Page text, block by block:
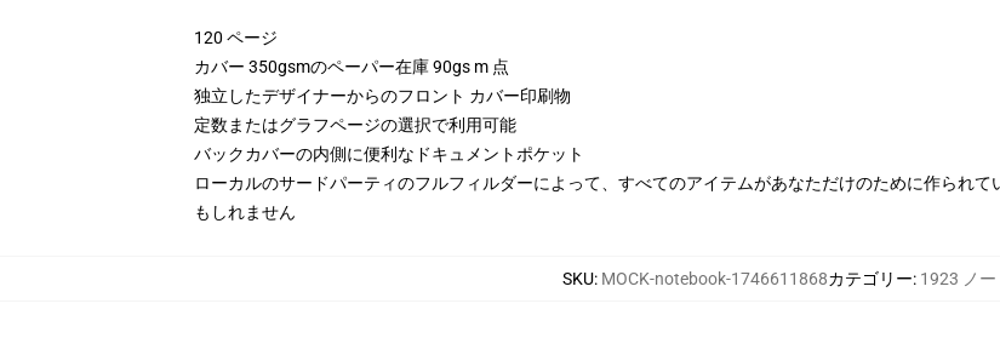
120 ページ
カバー 350gsmのペーパー在庫 90gs m 点
独立したデザイナーからのフロント カバー印刷物
定数またはグラフページの選択で利用可能
バックカバーの内側に便利なドキュメントポケット
ローカルのサードパーティのフルフィルダーによって、すべてのアイテムがあなただけのために作られ
もしれません
SKU: MOCK-notebook-1746611868カテゴリー: 1923 ノー